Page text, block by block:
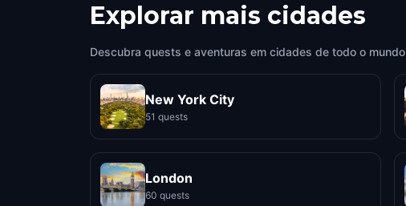
Explorar mais cidades
Descubra quests e aventuras em cidades de todo o mundo
New York City
51 quests
London
60 quests